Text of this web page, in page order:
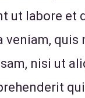
ut labore et
veniam,
nisi ut